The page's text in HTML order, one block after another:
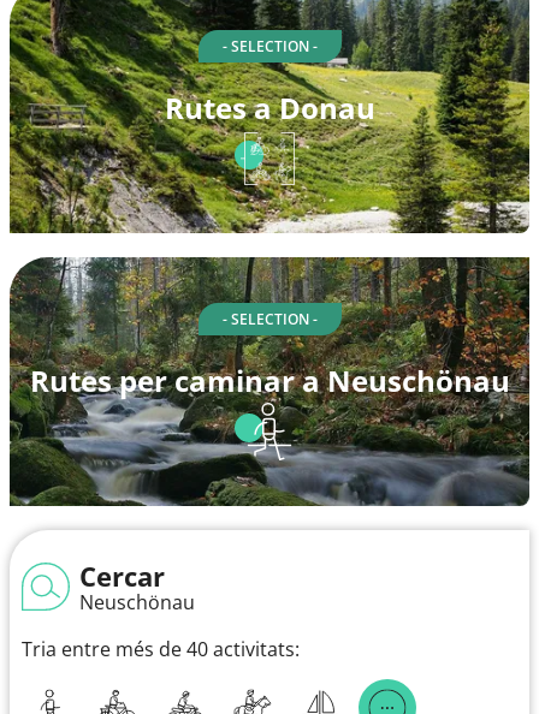
- SELECTION -
Rutes a Donau
- SELECTION -
Rutes per caminar a Neuschönau
Cercar
Neuschönau
Tria entre més de 40 activitats: